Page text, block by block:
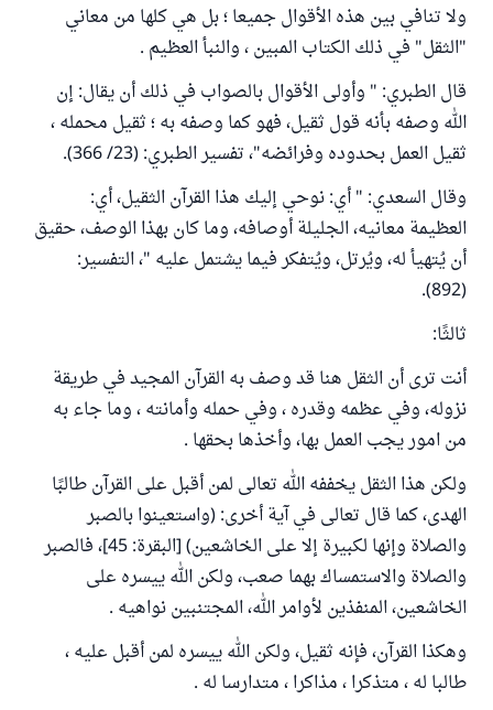
ولا تنافي بين هذه الأقوال جميعا ؛ بل هي كلها من معاني
"الثقل" في ذلك الكتاب المبين ، والنبأ العظيم .
قال الطبري: " وأولى الأقوال بالصواب في ذلك أن يقال: إن
الله وصفه بأنه قول ثقيل، فهو كما وصفه به ؛ ثقيل محمله ،
ثقيل العمل بحدوده وفرائضه"، تفسير الطبري: (23/ 366).
وقال السعدي: " أي: نوحي إليك هذا القرآن الثقيل، أي:
العظيمة معانيه، الجليلة أوصافه، وما كان بهذا الوصف، حقيق
أن يُتهيأ له، ويُرتل، ويُتفكر فيما يشتمل عليه "، التفسير:
(892).
ثالثًا:
أنت ترى أن الثقل هنا قد وصف به القرآن المجيد في طريقة
نزوله، وفي عظمه وقدره ، وفي حمله وأمانته ، وما جاء به
من امور يجب العمل بها، وأخذها بحقها .
ولكن هذا الثقل يخففه الله تعالى لمن أقبل على القرآن طالبًا
الهدى، كما قال تعالى في آية أخرى: (واستعينوا بالصبر
والصلاة وإنها لكبيرة إلا على الخاشعين) [البقرة: 45]، فالصبر
والصلاة والاستمساك بهما صعب، ولكن الله ييسره على
الخاشعين، المنفذين لأوامر الله، المجتنبين نواهيه .
وهكذا القرآن، فإنه ثقيل، ولكن الله ييسره لمن أقبل عليه ،
طالبا له ، متذكرا ، مذاكرا ، متدارسا له .